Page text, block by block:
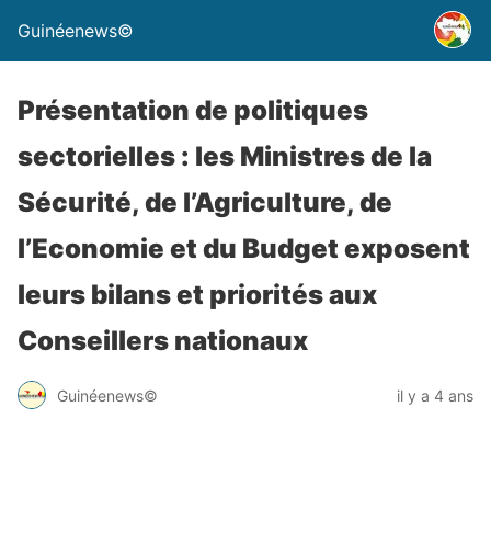
Guinéenews©
Présentation de politiques
sectorielles : les Ministres de la
Sécurité, de l’Agriculture, de
l’Economie et du Budget exposent
leurs bilans et priorités aux
Conseillers nationaux
Guinéenews© il y a 4 ans